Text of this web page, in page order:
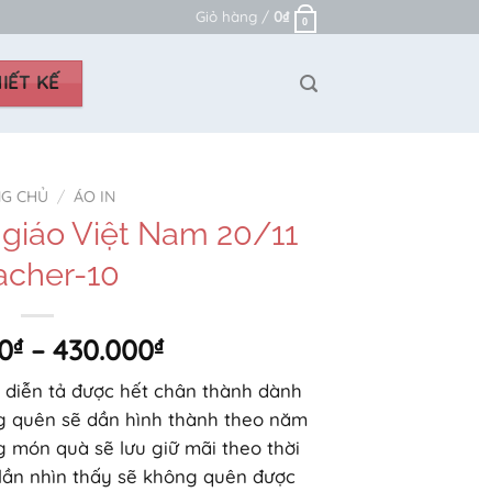
Giỏ hàng / 0₫ 0
KẾ
CHỦ / ÁO IN
Việt Nam 20/11
10
₫ – 430.000₫Khoảng
giá:
từ
250.000₫
đến
tả được hết chân thành dành
quên sẽ dần hình thành theo năm
món quà sẽ lưu giữ mãi theo thời
nhìn thấy sẽ không quên được